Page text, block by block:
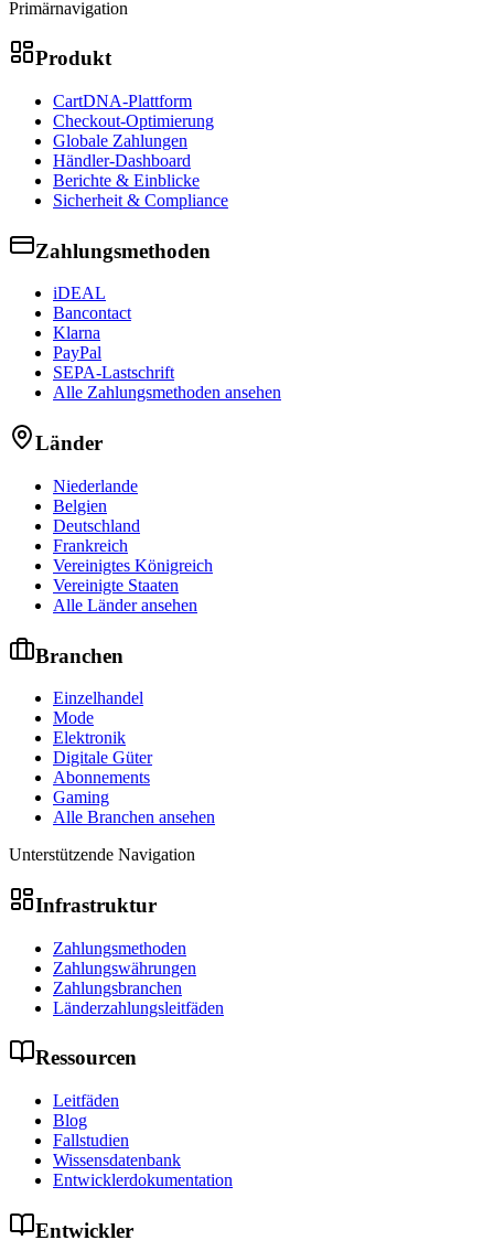
Primärnavigation
Produkt
CartDNA-Plattform
Checkout-Optimierung
Globale Zahlungen
Händler-Dashboard
Berichte & Einblicke
Sicherheit & Compliance
Zahlungsmethoden
iDEAL
Bancontact
Klarna
PayPal
SEPA-Lastschrift
Alle Zahlungsmethoden ansehen
Länder
Niederlande
Belgien
Deutschland
Frankreich
Vereinigtes Königreich
Vereinigte Staaten
Alle Länder ansehen
Branchen
Einzelhandel
Mode
Elektronik
Digitale Güter
Abonnements
Gaming
Alle Branchen ansehen
Unterstützende Navigation
Infrastruktur
Zahlungsmethoden
Zahlungswährungen
Zahlungsbranchen
Länderzahlungsleitfäden
Ressourcen
Leitfäden
Blog
Fallstudien
Wissensdatenbank
Entwicklerdokumentation
Entwickler